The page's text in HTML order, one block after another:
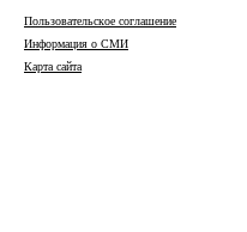
Пользовательское соглашение
Информация о СМИ
Карта сайта